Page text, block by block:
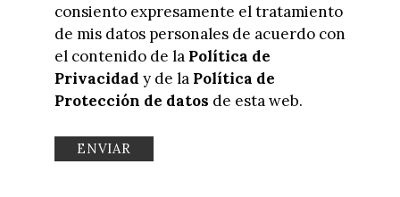
consiento expresamente el tratamiento
de mis datos personales de acuerdo con
el contenido de la Política de
Privacidad y de la Política de
Protección de datos de esta web.